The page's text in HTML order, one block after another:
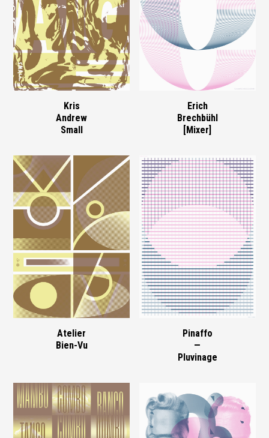
Kris
Andrew
Small
Erich
Brechbühl
[Mixer]
Atelier
Bien-Vu
Pinaffo
—
Pluvinage